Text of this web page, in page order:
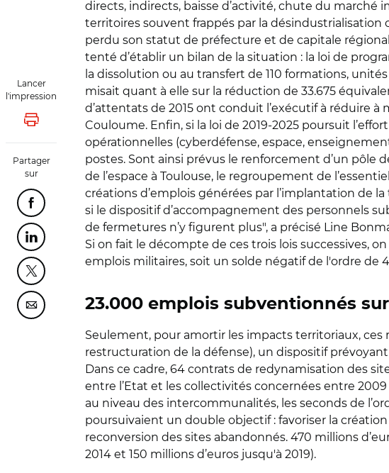
Lancer
l'impression
Lancer l'impression
Partager
sur
Partager cette page sur Facebook
Partager cette page sur Linkedin
Partager cette page sur Twitter
Partager cette page sur Courriel
directs, indirects, baisse d’activité, chute du
territoires souvent frappés par la désindustrialisation
perdu son statut de préfecture et de capitale
tenté d’établir un bilan de la situation : la loi de
la dissolution ou au transfert de 110 formations,
misait quant à elle sur la réduction de 33.675
d’attentats de 2015 ont conduit l’exécutif à réduire
Couloume. Enfin, si la loi de 2019-2025 poursuit
opérationnelles (cyberdéfense, espace,
postes. Sont ainsi prévus le renforcement d’un pôle
de l’espace à Toulouse, le regroupement de
créations d’emplois générées par l’implantation de
si le dispositif d’accompagnement des personnels
de fermetures n’y figurent plus", a précisé Line
Si on fait le décompte de ces trois lois successives,
emplois militaires, soit un solde négatif de l'ordre de
23.000 emplois subventionnés
Seulement, pour amortir les impacts territoriaux,
restructuration de la défense), un dispositif
Dans ce cadre, 64 contrats de redynamisation des
entre l’Etat et les collectivités concernées entre
au niveau des intercommunalités, les seconds de
poursuivaient un double objectif : favoriser la
reconversion des sites abandonnés. 470 millions
2014 et 150 millions d’euros jusqu'à 2019).